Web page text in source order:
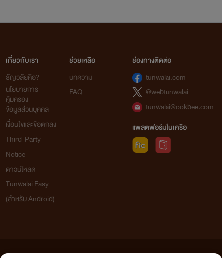
เกี่ยวกับเรา
ธัญวลัยคือ?
นโยบายการ
คุ้มครอง
ข้อมูลส่วนบุคคล
เงื่อนไขและข้อตกลง
Third-Party
Notice
ดาวน์โหลด
Tunwalai Easy
(สำหรับ Android)
ช่วยเหลือ
บทความ
FAQ
ช่องทางติดต่อ
tunwalai.com
@webtunwalai
tunwalai@ookbee.com
แพลตฟอร์มในเครือ